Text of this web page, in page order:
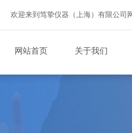
欢迎来到笃挚仪器（上海）有限公司
网站首页 关于我们